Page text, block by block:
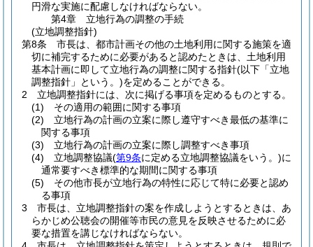
円滑な実施に配慮しなければならない。
第4章
立地行為の調整の手続
(立地調整指針)
第8条
市長は、都市計画その他の土地利用に関する施策を適
切に補完するために必要があると認めたときは、土地利用
基本計画に即して立地行為の調整に関する指針(以下「立地
調整指針」という。)を定めることができる。
2
立地調整指針には、次に掲げる事項を定めるものとする。
(1)
その適用の範囲に関する事項
(2)
立地行為の計画の立案に際し遵守すべき最低の基準に
関する事項
(3)
立地行為の計画の立案に際し調整すべき事項
(4)
立地調整協議(第9条に定める立地調整協議をいう。)に
通常要すべき標準的な期間に関する事項
(5)
その他市長が立地行為の特性に応じて特に必要と認め
る事項
3
市長は、立地調整指針の案を作成しようとするときは、あ
らかじめ公聴会の開催等市民の意見を反映させるために必
要な措置を講じなければならない。